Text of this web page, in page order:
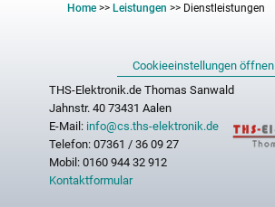
Home >> Leistungen >> Dienstleistungen
Cookieeinstellungen öffnen
THS-Elektronik.de Thomas Sanwald
Jahnstr. 40 73431 Aalen
E-Mail: info@cs.ths-elektronik.de
Telefon: 07361 / 36 09 27
Mobil: 0160 944 32 912
Kontaktformular